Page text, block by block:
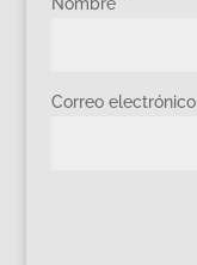
Correo electrónico